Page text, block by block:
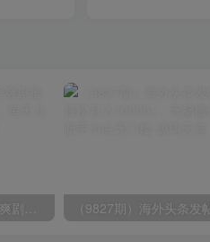
（9028期）2024视频号爽剧推广，肉眼可见的收益增长，每天几分钟收益2000+